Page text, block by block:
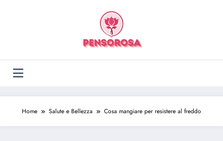
Home Salute e Bellezza Cosa mangiare per resistere al freddo